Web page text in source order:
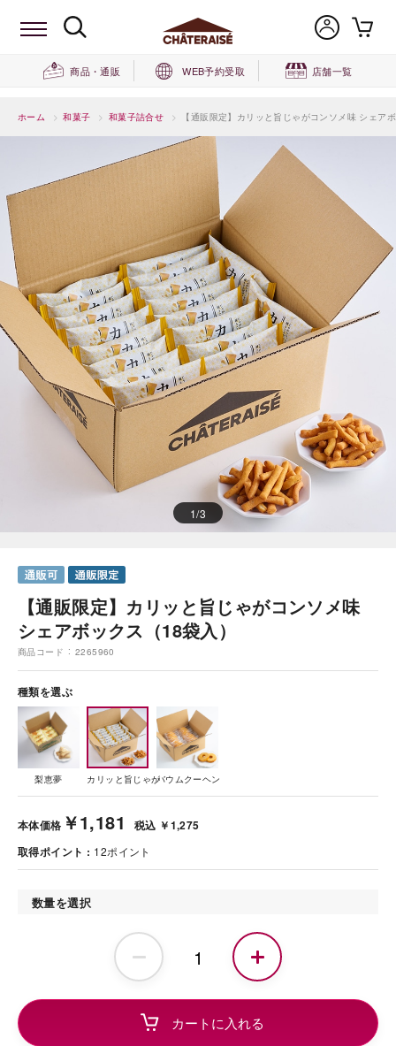
商品・通販 WEB予約受取 店舗一覧
ホーム > 和菓子 > 和菓子詰合せ > 【通販限定】カリッと旨じゃがコンソメ味 シェア
1/3
【通販限定】カリッと旨じゃがコンソメ味
シェアボックス（18袋入）
商品コード 2265960
種類を選ぶ
梨恵夢 カリッと旨じゃがバウムクーヘン
本体価格 ￥1,181
税込 ￥1,275
取得ポイント
12ポイント
数量を選択